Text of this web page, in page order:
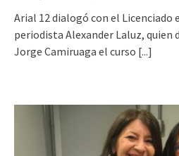
Arial 12 dialogó con el Licenciado
periodista Alexander Laluz, quien
Jorge Camiruaga el curso [...]